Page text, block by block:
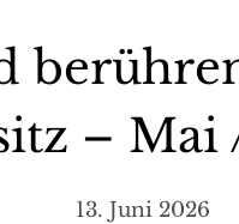
– Mai
13. Juni 2026